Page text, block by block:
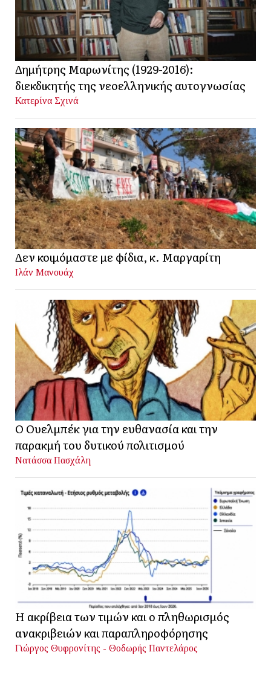
Δημήτρης Μαρωνίτης (1929-2016):
διεκδικητής της νεοελληνικής αυτογνωσίας
Κατερίνα Σχινά
Δεν κοιμόμαστε με φίδια, κ. Μαργαρίτη
Ιλάν Μανουάχ
Ο Ουελμπέκ για την ευθανασία και την
παρακμή του δυτικού πολιτισμού
Νατάσσα Πασχάλη
Η ακρίβεια των τιμών και ο πληθωρισμός
ανακριβειών και παραπληροφόρησης
Γιώργος Θυφρονίτης - Θοδωρής Παντελάρος